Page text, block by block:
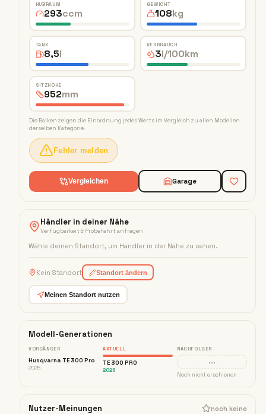
HUBRAUM
293ccm
GEWICHT
108kg
TANK
8,5l
VERBRAUCH
3l/100km
SITZHÖHE
952mm
Die Balken zeigen die Einordnung jedes Werts im Vergleich zu allen Modellen
derselben Kategorie.
Fehler melden
Vergleichen Garage
Händler in deiner Nähe
Verfügbarkeit & Probefahrt anfragen
Wähle deinen Standort, um Händler in der Nähe zu sehen.
Kein Standort Standort ändern
Meinen Standort nutzen
Modell-Generationen
VORGÄNGER
Husqvarna TE 300 Pro
2025
AKTUELL
TE 300 PRO
2026
NACHFOLGER
···
Noch nicht erschienen
Nutzer-Meinungen noch keine